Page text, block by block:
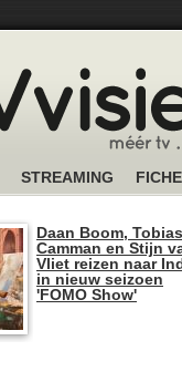
STREAMING
Daan Boom, Tobias
Camman en Stijn
Vliet reizen naar
in nieuw seizoen
'FOMO Show'